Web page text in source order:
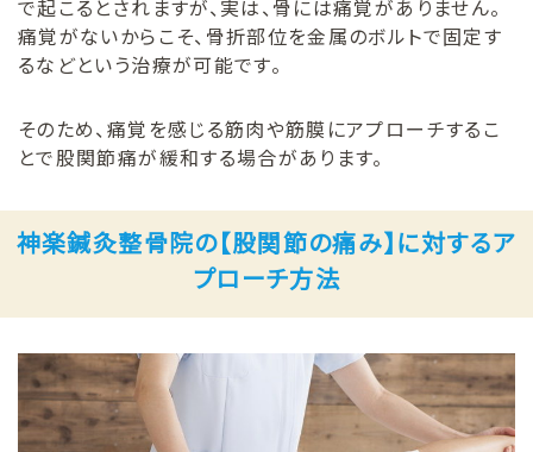
で起こるとされますが、実は、骨には痛覚がありません。
痛覚がないからこそ、骨折部位を金属のボルトで固定す
るなどという治療が可能です。
そのため、痛覚を感じる筋肉や筋膜にアプローチするこ
とで股関節痛が緩和する場合があります。
神楽鍼灸整骨院の【股関節の痛み】に対するア
プローチ方法